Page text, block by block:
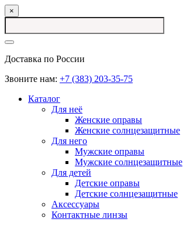
×
Доставка по России
Звоните нам: +7 (383) 203-35-75
Каталог
Для неё
Женские оправы
Женские солнцезащитные
Для него
Мужские оправы
Мужские солнцезащитные
Для детей
Детские оправы
Детские солнцезащитные
Аксессуары
Контактные линзы